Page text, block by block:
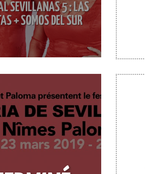
SEVILLANAS 5 : LAS
+ SOMOS DEL SUR